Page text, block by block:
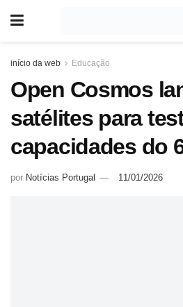
início da web Educação
Open Cosmos
satélites para
capacidades do
por Notícias Portugal 11/01/2026